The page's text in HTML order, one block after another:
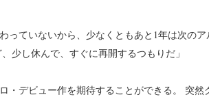
っていないから、少なくともあと1年は次の
少し休んで、すぐに再開するつもりだ」
・デビュー作を期待することができる。 突然